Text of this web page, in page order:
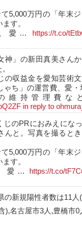
5,000万円の「年末
す。
愛…
https://t.co/
」の新田真美さん
の収益金を愛知芸術
ゃち」の運営費、愛
維持管理費な
in reply to
のPRにおみえにな
んと。写真を撮ると
5,000万円の「年末
す。
愛…
https://t.co/
の新規陽性者数は11人
),名古屋市3人,豊橋市